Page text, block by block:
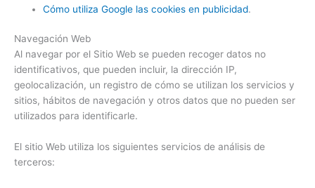
Cómo utiliza Google las cookies en publicidad.
Navegación Web
Al navegar por el Sitio Web se pueden recoger datos no
identificativos, que pueden incluir, la dirección IP,
geolocalización, un registro de cómo se utilizan los servicios y
sitios, hábitos de navegación y otros datos que no pueden ser
utilizados para identificarle.
El sitio Web utiliza los siguientes servicios de análisis de
terceros: